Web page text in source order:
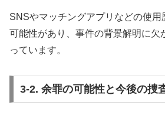
SNSやマッチングアプリなどの使用
可能性があり、事件の背景解明に欠
っています。
3-2. 余罪の可能性と今後の捜